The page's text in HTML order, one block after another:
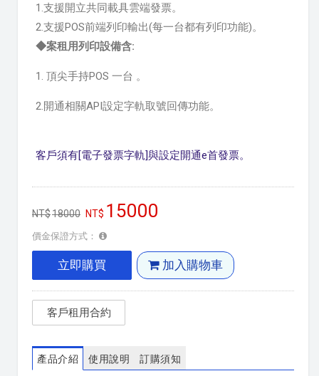
1.支援開立共同載具雲端發票。
2.支援POS前端列印輸出(每一台都有列印功能)。
◆案租用列印設備含:
1. 頂尖手持POS 一台 。
2.開通相關API設定字軌取號回傳功能。
客戶須有[電子發票字軌]與設定開通e首發票。
18000 15000
價金保證方式：
立即購買 加入購物車
客戶租用合約
產品介紹 使用說明 訂購須知